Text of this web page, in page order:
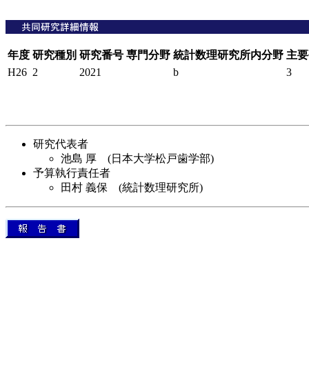
年度 研究種別 研究番号 専門分野 統計数理研究所内分野 主
H26 2 2021 b 3
研究代表者
池島 厚 (日本大学松戸歯学部)
予算執行責任者
田村 義保 (統計数理研究所)